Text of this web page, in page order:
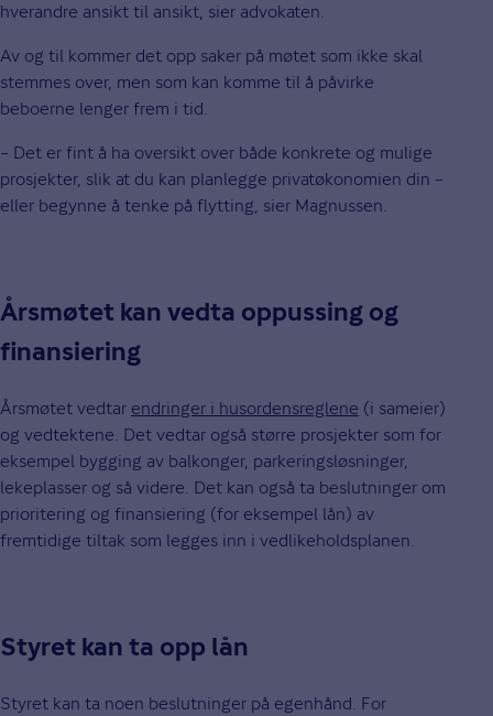
hverandre ansikt til ansikt, sier advokaten.
Av og til kommer det opp saker på møtet som ikke skal
stemmes over, men som kan komme til å påvirke
beboerne lenger frem i tid.
– Det er fint å ha oversikt over både konkrete og mulige
prosjekter, slik at du kan planlegge privatøkonomien din –
eller begynne å tenke på flytting, sier Magnussen.
Årsmøtet kan vedta oppussing og
finansiering
Årsmøtet vedtar endringer i husordensreglene (i sameier)
og vedtektene. Det vedtar også større prosjekter som for
eksempel bygging av balkonger, parkeringsløsninger,
lekeplasser og så videre. Det kan også ta beslutninger om
prioritering og finansiering (for eksempel lån) av
fremtidige tiltak som legges inn i vedlikeholdsplanen.
Styret kan ta opp lån
Styret kan ta noen beslutninger på egenhånd. For